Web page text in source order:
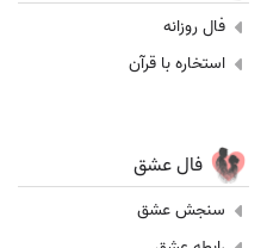
فال روزانه
استخاره با قرآن
فال عشق
سنجش عشق